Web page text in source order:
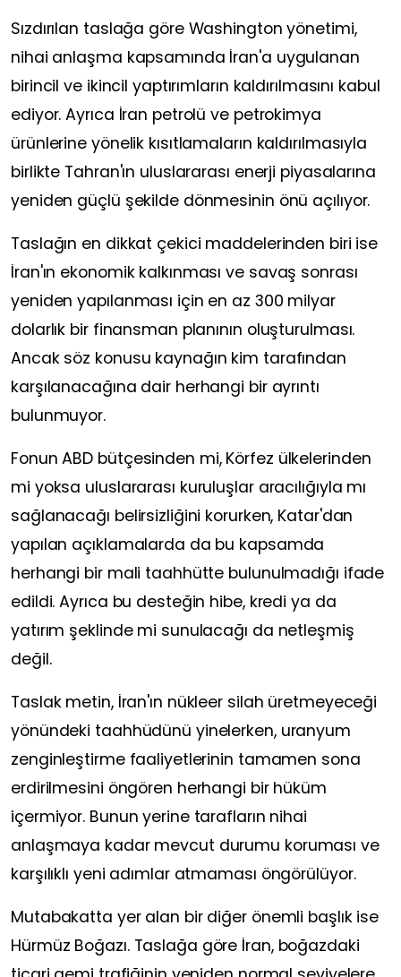
Sızdırılan taslağa göre Washington yönetimi,
nihai anlaşma kapsamında İran'a uygulanan
birincil ve ikincil yaptırımların kaldırılmasını kabul
ediyor. Ayrıca İran petrolü ve petrokimya
ürünlerine yönelik kısıtlamaların kaldırılmasıyla
birlikte Tahran'ın uluslararası enerji piyasalarına
yeniden güçlü şekilde dönmesinin önü açılıyor.
Taslağın en dikkat çekici maddelerinden biri ise
İran'ın ekonomik kalkınması ve savaş sonrası
yeniden yapılanması için en az 300 milyar
dolarlık bir finansman planının oluşturulması.
Ancak söz konusu kaynağın kim tarafından
karşılanacağına dair herhangi bir ayrıntı
bulunmuyor.
Fonun ABD bütçesinden mi, Körfez ülkelerinden
mi yoksa uluslararası kuruluşlar aracılığıyla mı
sağlanacağı belirsizliğini korurken, Katar'dan
yapılan açıklamalarda da bu kapsamda
herhangi bir mali taahhütte bulunulmadığı ifade
edildi. Ayrıca bu desteğin hibe, kredi ya da
yatırım şeklinde mi sunulacağı da netleşmiş
değil.
Taslak metin, İran'ın nükleer silah üretmeyeceği
yönündeki taahhüdünü yinelerken, uranyum
zenginleştirme faaliyetlerinin tamamen sona
erdirilmesini öngören herhangi bir hüküm
içermiyor. Bunun yerine tarafların nihai
anlaşmaya kadar mevcut durumu koruması ve
karşılıklı yeni adımlar atmaması öngörülüyor.
Mutabakatta yer alan bir diğer önemli başlık ise
Hürmüz Boğazı. Taslağa göre İran, boğazdaki